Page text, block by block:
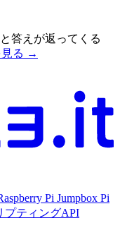
答えが返ってくる
見る →
Pi Jumpbox Pi
プティングAPI